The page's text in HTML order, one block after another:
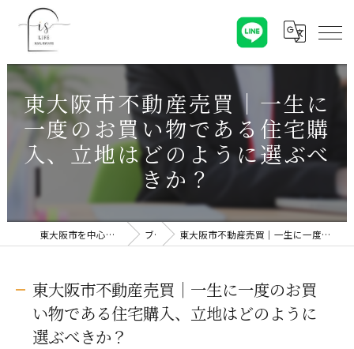
東大阪市不動産売買｜一生に
一度のお買い物である住宅購
入、立地はどのように選ぶべ
きか？
東大阪市を中心に不動産売却なら株式会社Is Life ブログ 東大阪市不動産売買｜一生に一度のお買い物である住宅購入、立地はどのように選ぶべきか？
東大阪市不動産売買｜一生に一度のお買
い物である住宅購入、立地はどのように
選ぶべきか？